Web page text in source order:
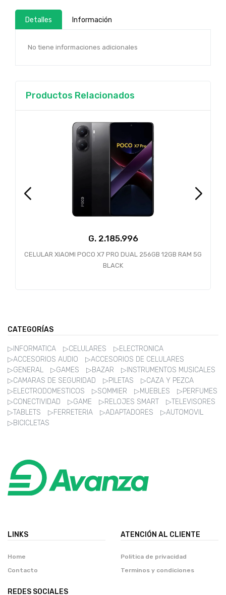
Detalles Información
No tiene informaciones adicionales
Productos Relacionados
G.
CELULAR XIAOMI POCO X7 PRO DUAL 256GB 12GB RAM 5G
BLACK
CATEGORÍAS
▷INFORMATICA ▷CELULARES
▷ELECTRONICA
▷ACCESORIOS AUDIO
▷ACCESORIOS DE CELULARES
▷GENERAL
▷GAMES ▷BAZAR
▷INSTRUMENTOS MUSICALES
▷CAMARAS DE SEGURIDAD
▷PILETAS
▷CAZA Y PEZCA
▷ELECTRODOMESTICOS
▷SOMMIER ▷MUEBLES
▷PERFUMES
▷CONECTIVIDAD
▷GAME ▷RELOJES SMART
▷TELEVISORES
▷TABLETS
▷FERRETERIA ▷ADAPTADORES
▷AUTOMOVIL
▷BICICLETAS
LINKS
Home
Contacto
ATENCIÓN AL CLIENTE
Politica de privacidad
Terminos y condiciones
REDES SOCIALES